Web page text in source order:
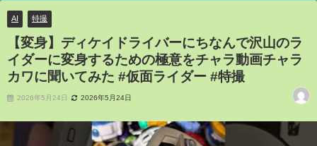
AI 特撮
【変身】ディケイドライバーにちなんで沢山のラ
イダーに変身するための極意をチャラ動画チャラ
カワに聞いてみた #仮面ライダー #特撮
2026年5月24日 2026年5月24日